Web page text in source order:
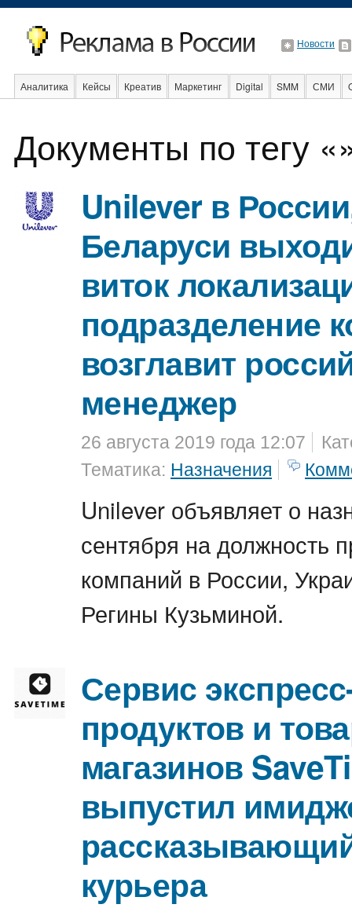
Новости
Аналитика Кейсы Креатив Маркетинг Digital SMM СМИ
Документы по тегу
Unilever в
Беларуси
виток
подразделение
возглавит
менеджер
26 августа 2019 года 12:07
Тематика: Назначения
Unilever объявляет о
сентября на должность
компаний в России,
Регины Кузьминой.
Сервис
продуктов и
магазинов
выпустил
курьера